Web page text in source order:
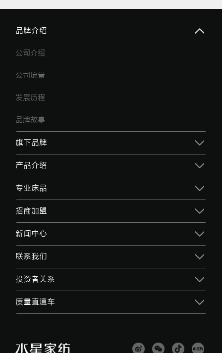
品牌介绍
公司介绍
公司愿景
发展历程
品牌故事
旗下品牌
产品介绍
专业床品
招商加盟
新闻中心
联系我们
投资者关系
质量直通车